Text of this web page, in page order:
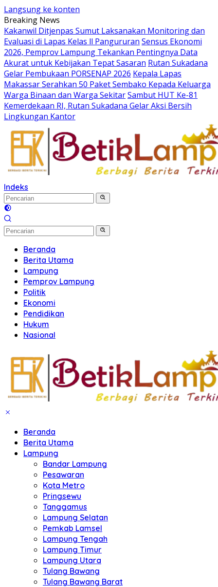
Langsung ke konten
Breaking News
Kakanwil Ditjenpas Sumut Laksanakan Monitoring dan
Evaluasi di Lapas Kelas ll Pangururan Sensus Ekonomi
2026, Pemprov Lampung Tekankan Pentingnya Data
Akurat untuk Kebijakan Tepat Sasaran Rutan Sukadana
Gelar Pembukaan PORSENAP 2026 Kepala Lapas
Makassar Serahkan 50 Paket Sembako Kepada Keluarga
Warga Binaan dan Warga SekitarSambut HUT Ke-81
Kemerdekaan RI, Rutan Sukadana Gelar Aksi Bersih
Lingkungan Kantor
Indeks
Beranda
Berita Utama
Lampung
Pemprov Lampung
Politik
Ekonomi
Pendidikan
Hukum
Nasional
Beranda
Berita Utama
Lampung
Bandar Lampung
Pesawaran
Kota Metro
Pringsewu
Tanggamus
Lampung Selatan
Pemkab Lamsel
Lampung Tengah
Lampung Timur
Lampung Utara
Tulang Bawang
Tulang Bawang Barat